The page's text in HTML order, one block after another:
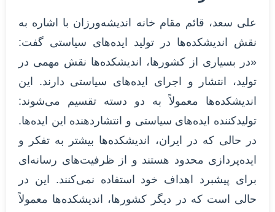
علی سعد، قائم مقام خانه‌ اندیشه‌ورزان با اشاره به
نقش اندیشکده‌ها در تولید ایده‌های سیاستی گفت:
«در بسیاری از کشورها، اندیشکده‌ها نقش مهمی در
تولید، انتشار و اجرای ایده‌های سیاستی دارند. این
اندیشکده‌ها معمولاً به دو دسته تقسیم می‌شوند:
تولیدکننده ایده‌های سیاستی و انتشاردهنده این ایده‌ها.
در حالی که در ایران، اندیشکده‌ها بیشتر به تفکر و
ایده‌پردازی محدود هستند و از ظرفیت‌های رسانه‌ای
برای پیشبرد اهداف خود استفاده نمی‌کنند. این در
حالی است که در دیگر کشورها، اندیشکده‌ها معمولاً